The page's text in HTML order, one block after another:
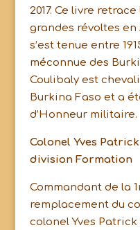
2017. Ce livre
grandes révoltes en
s’est tenue entre
méconnue des
Coulibaly est
Burkina Faso et a
d’Honneur militaire.
Colonel Yves
division Formation
Commandant de la
remplacement du
colonel Yves